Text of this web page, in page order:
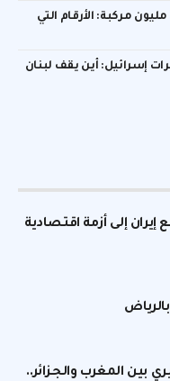
إنجاز GAC Group بإنتاج 30 مليون مركبة: الأرقام التي
إسرائيل: أين يقف لبنان
إلى أزمة اقتصادية
بين المغرب والجزائر..